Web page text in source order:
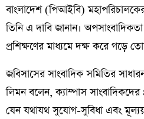
বাংলাদেশ (পিআইবি)
তিনি এ দাবি জানান।
প্রশিক্ষণের মাধ্যমে দক্ষ করে গড়ে
জবিসাসের সাংবাদিক সমিতির
লিমন বলেন, ক্যাম্পাস সাংবাদিকদের
যেন যথাযথ সুযোগ-সুবিধা এবং